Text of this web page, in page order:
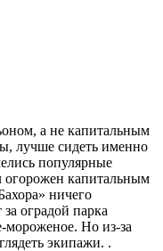
а не капитальным
лучше сидеть именно
популярные
капитальным
ничего
оградой парка
мороженое. Но из-за
экипажи. .